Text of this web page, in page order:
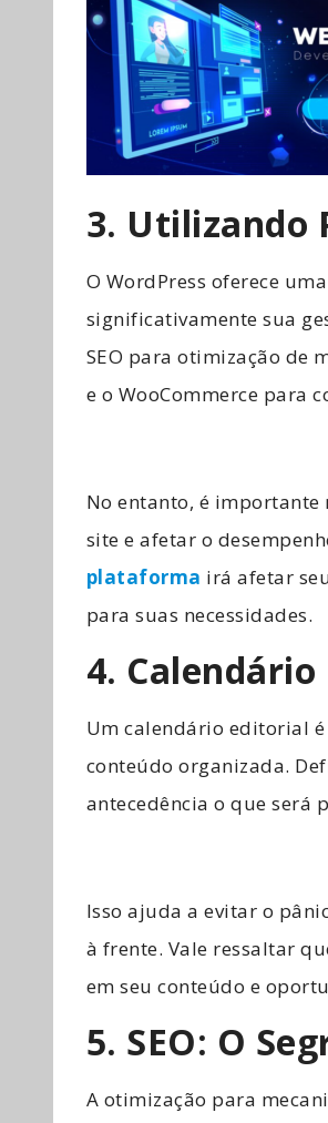
3. Utilizando
O WordPress oferece
significativamente sua
SEO para otimização de
e o WooCommerce para
No entanto, é importante
site e afetar o
plataforma irá afetar
para suas necessidades.
4.
Um calendário editorial
conteúdo organizada.
antecedência o que será
Isso ajuda a evitar o
à frente. Vale ressaltar
em seu conteúdo e
5. SEO: O
A otimização para